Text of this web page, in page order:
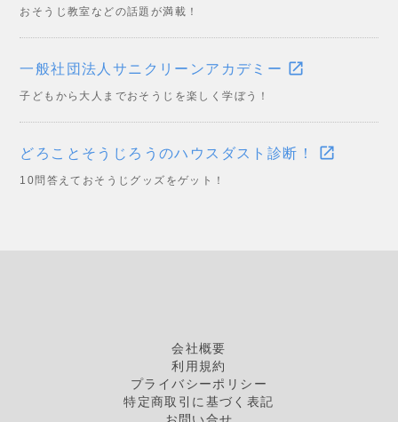
おそうじ教室などの話題が満載！
一般社団法人サニクリーンアカデミー open_in_new
子どもから大人までおそうじを楽しく学ぼう！
どろことそうじろうのハウスダスト診断！ open_in_new
10問答えておそうじグッズをゲット！
会社概要
利用規約
プライバシーポリシー
特定商取引に基づく表記